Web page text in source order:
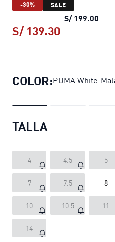
-30% SALE
S/ 199.00
S/ 139.30
COLOR:PUMA White-
TALLA
4 4.5 5
7 7.5 8
10 10.5 11
14